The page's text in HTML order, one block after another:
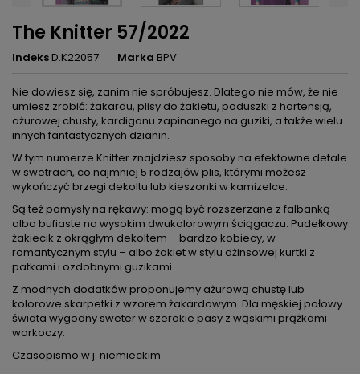
The Knitter 57/2022
IndeksD.K22057 Marka BPV
Nie dowiesz się, zanim nie spróbujesz. Dlatego nie mów, że nie
umiesz zrobić: żakardu, plisy do żakietu, poduszki z hortensją,
ażurowej chusty, kardiganu zapinanego na guziki, a także wielu
innych fantastycznych dzianin.
W tym numerze Knitter znajdziesz sposoby na efektowne detale
w swetrach, co najmniej 5 rodzajów plis, którymi możesz
wykończyć brzegi dekoltu lub kieszonki w kamizelce.
Są też pomysły na rękawy: mogą być rozszerzane z falbanką
albo bufiaste na wysokim dwukolorowym ściągaczu. Pudełkowy
żakiecik z okrągłym dekoltem – bardzo kobiecy, w
romantycznym stylu – albo żakiet w stylu dżinsowej kurtki z
patkami i ozdobnymi guzikami.
Z modnych dodatków proponujemy ażurową chustę lub
kolorowe skarpetki z wzorem żakardowym. Dla męskiej połowy
świata wygodny sweter w szerokie pasy z wąskimi prążkami
warkoczy.
Czasopismo w j. niemieckim.